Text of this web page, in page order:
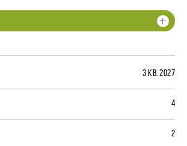
3 КВ. 2027
4
2